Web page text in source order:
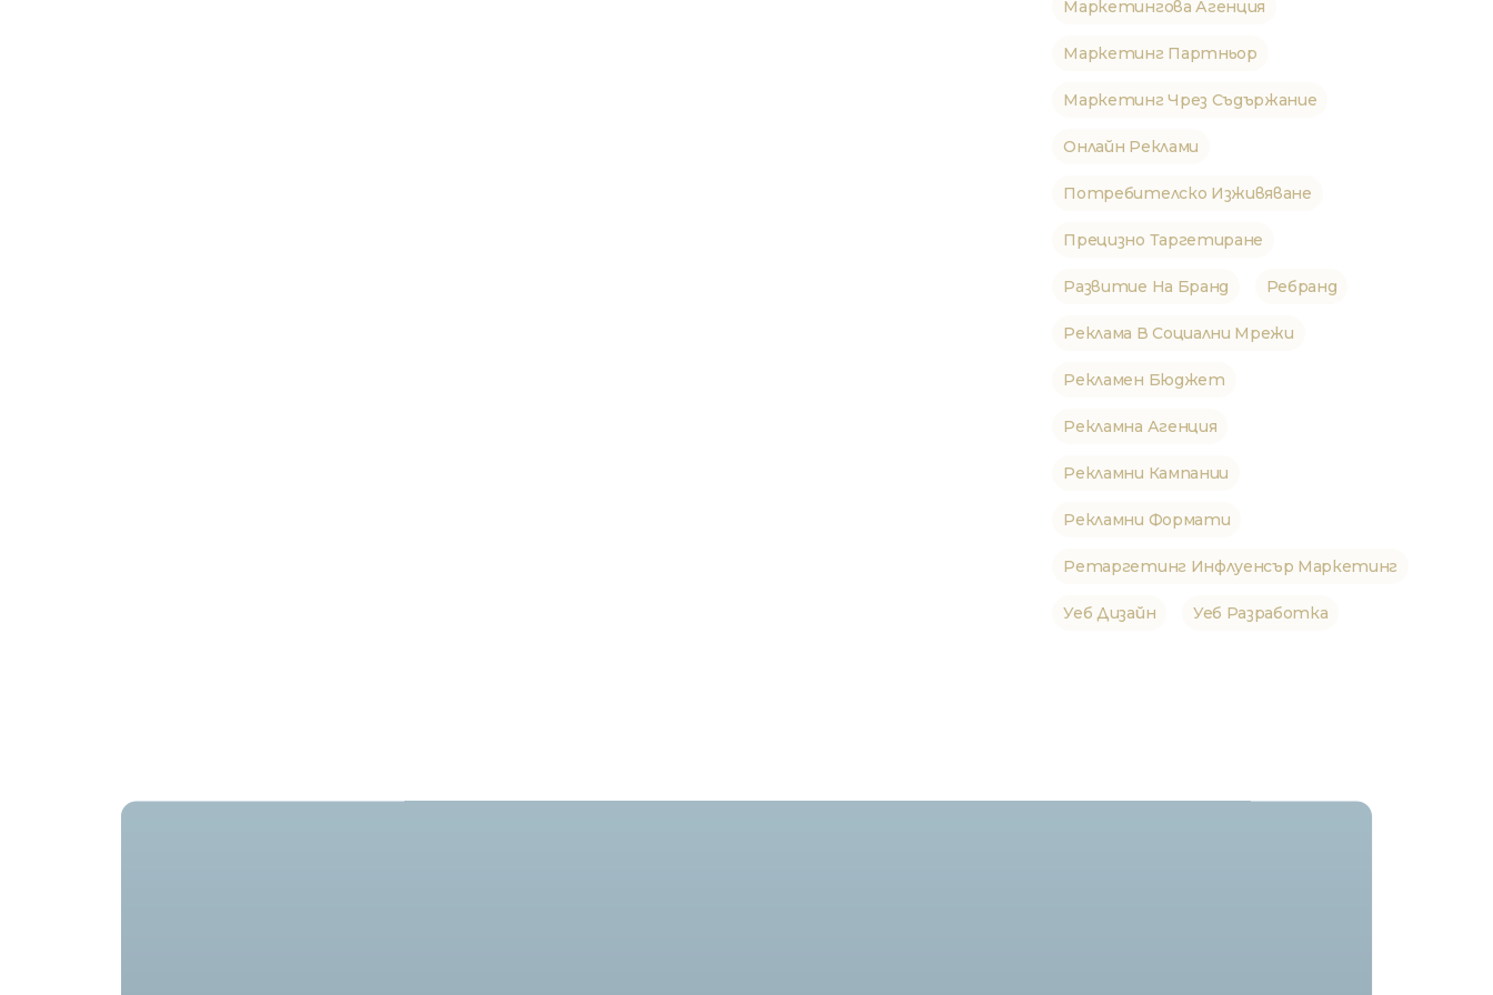
Маркетингова Агенция
Маркетинг Партньор
Маркетинг Чрез Съдържание
Онлайн Реклами
Потребителско Изживяване
Прецизно Таргетиране
Развитие На Бранд Ребранд
Реклама В Социални Мрежи
Рекламен Бюджет
Рекламна Агенция
Рекламни Кампании
Рекламни Формати
Ретаргетинг Инфлуенсър Маркетинг
Уеб Дизайн Уеб Разработка